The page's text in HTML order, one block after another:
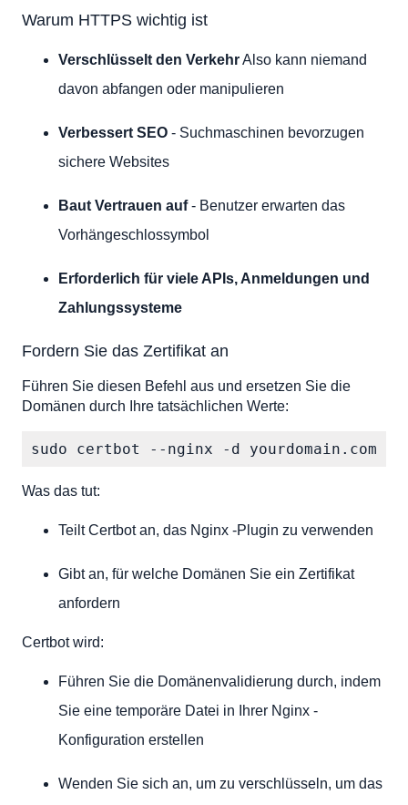
Warum HTTPS wichtig ist
Verschlüsselt den VerkehrAlso kann niemand
davon abfangen oder manipulieren
Verbessert SEO - Suchmaschinen bevorzugen
sichere Websites
Baut Vertrauen auf- Benutzer erwarten das
Vorhängeschlossymbol
Erforderlich für viele APIs, Anmeldungen und
Zahlungssysteme
Fordern Sie das Zertifikat an
Führen Sie diesen Befehl aus und ersetzen Sie die
Domänen durch Ihre tatsächlichen Werte:
Was das tut:
Teilt Certbot an, das Nginx -Plugin zu verwenden
Gibt an, für welche Domänen Sie ein Zertifikat
anfordern
Certbot wird:
Führen Sie die Domänenvalidierung durch, indem
Sie eine temporäre Datei in Ihrer Nginx -
Konfiguration erstellen
Wenden Sie sich an, um zu verschlüsseln, um das